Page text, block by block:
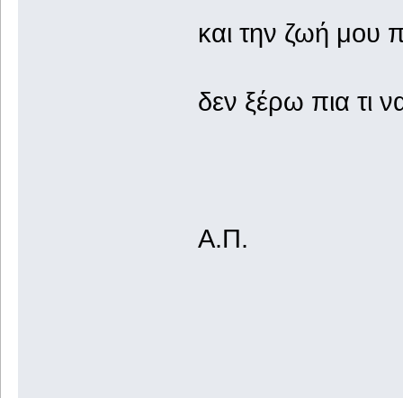
και την ζωή μου
δεν ξέρω πια τι
Α.Π.